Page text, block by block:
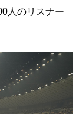
人のリスナー